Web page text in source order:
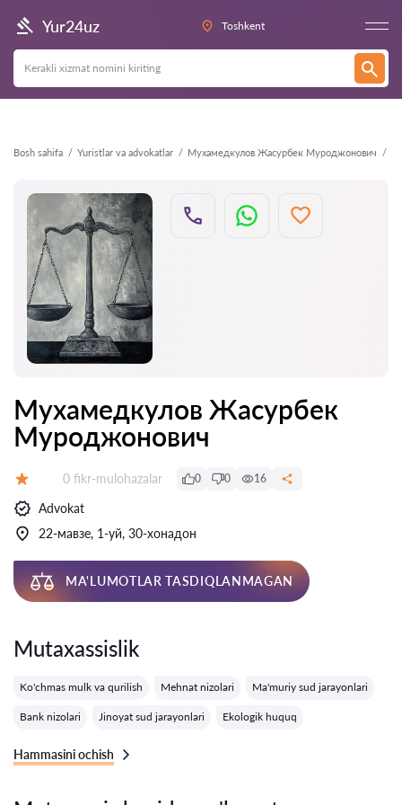
Yur24uz Toshkent
Bosh sahifa Yuristlar va advokatlar Мухамедкулов Жасурбек Муроджонович
Orqaga
Мухамедкулов Жасурбек
Муроджонович
Fikrlar:
0 fikr-mulohazalar 0 0 16
Advokat
22-мавзе, 1-уй, 30-хонадон
MA'LUMOTLAR TASDIQLANMAGAN
Mutaxassislik
Ko'chmas mulk va qurilish Mehnat nizolari Ma'muriy sud jarayonlari
Bank nizolari Jinoyat sud jarayonlari Ekologik huquq
Hammasini ochish